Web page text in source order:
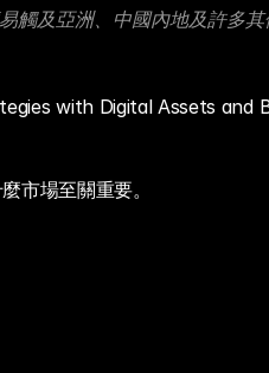
觸及亞洲、中國內地及許多
with Digital Assets and
市場至關重要。